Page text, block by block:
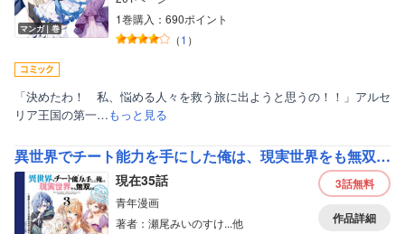
マンガ｜巻
1巻購入：690ポイント
（1 ）
「決めたわ！ 私、悩める人々を救う旅に出ようと思うの！！」アルセ
リア王国の第一…もっと見る
異世界でチート能力を手にした俺は、現実世界をも無双する ガールズサイド【分冊版】
現在35話
青年漫画
著者：瀬尾みいのすけ...他
3話無料
作品詳細
ボーイズラブ
ティーンズラブ
美女・美少女
女性写真集